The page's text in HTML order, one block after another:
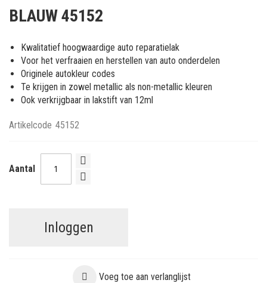
van
afbeeldingen-
gallerij
BLAUW 45152
Kwalitatief hoogwaardige auto reparatielak
Voor het verfraaien en herstellen van auto onderdelen
Originele autokleur codes
Te krijgen in zowel metallic als non-metallic kleuren
Ook verkrijgbaar in lakstift van 12ml
Artikelcode 45152
Aantal
Inloggen
Voeg toe aan verlanglijst